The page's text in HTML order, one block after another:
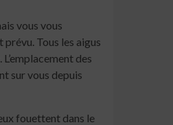
vous vous
Tous les aigus
des
sur vous depuis
fouettent dans le